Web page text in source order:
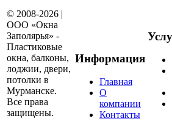
© 2008-2026 |
ООО «Окна
Заполярья» -
Пластиковые
окна, балконы,
лоджии, двери,
потолки в
Мурманске.
Все права
защищены.
Информация
Главная
О
компании
Контакты